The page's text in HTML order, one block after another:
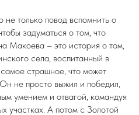
только повод вспомнить о
задуматься о том, что
Макоева – это история о том,
села, воспитанный в
страшное, что может
не просто выжил и победил,
умением и отвагой, командуя
участках. А потом с Золотой